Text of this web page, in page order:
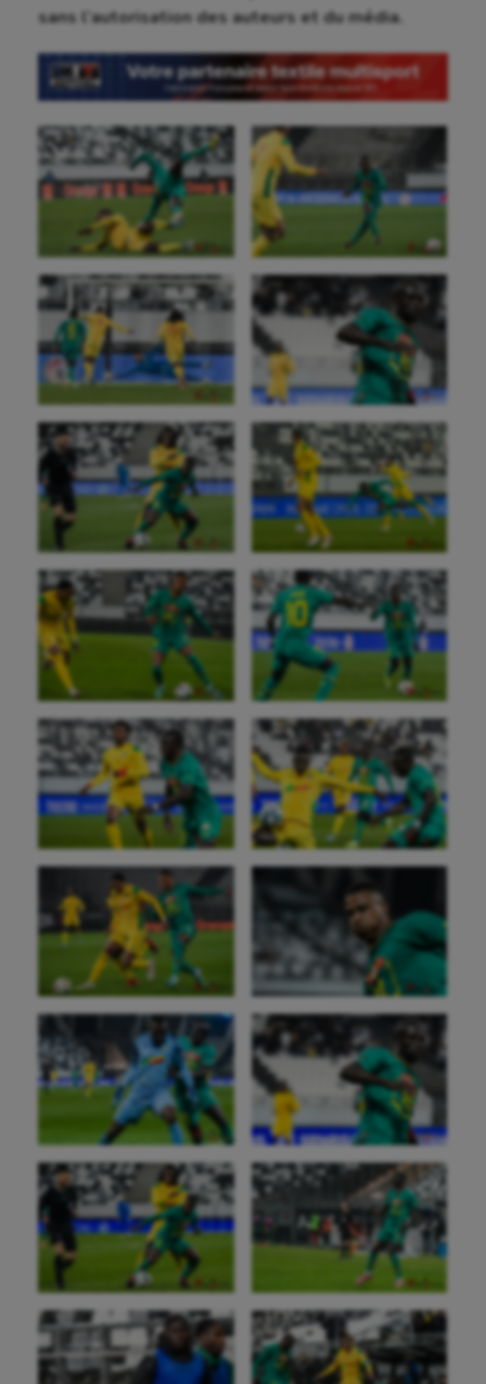
Aéronautique
Athlétisme
Auto
Aviron
Balle à la main
Ballon au poing
Baseball
Billard
Boules lyonnaises
Canoë-kayak
Cerf Volant
Cheerleading
Course à pied
Crossfit
Cyclisme
Danse
Equitation
Escalade
Escrime
Fitness
Flag football
Football américain
Futsal
Golf
sans l’autorisation des auteurs et du média.